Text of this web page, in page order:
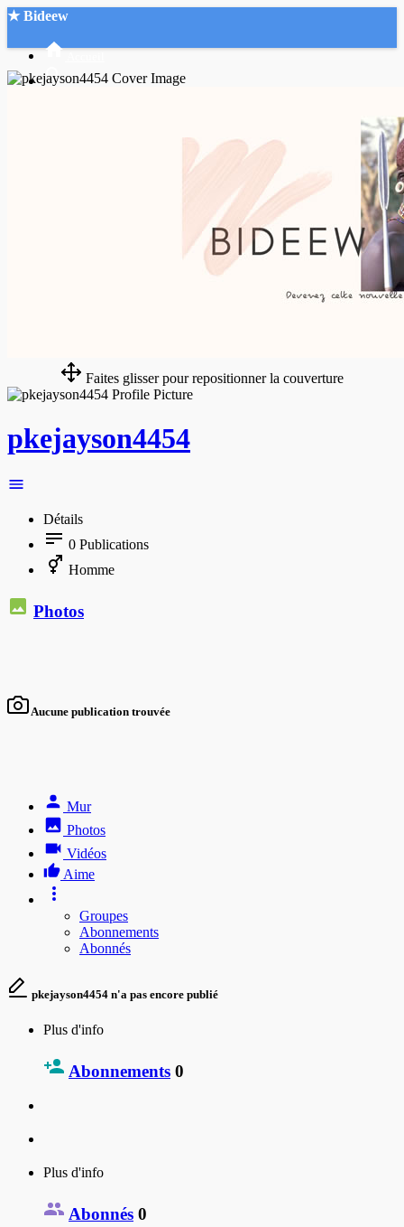
★ Bideew
Faites glisser pour repositionner la couverture
pkejayson4454
Détails
0 Publications
Homme
Photos
Aucune publication trouvée
Mur
Photos
Vidéos
Aime
Groupes
Abonnements
Abonnés
pkejayson4454 n'a pas encore publié
Plus d'info
Abonnements 0
Plus d'info
Abonnés 0